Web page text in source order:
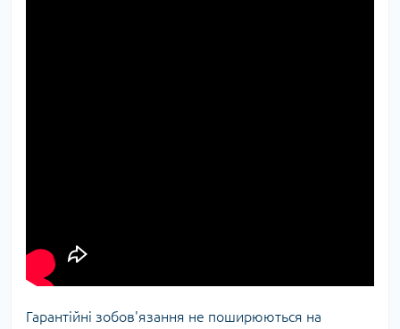
Гарантійні зобов'язання не поширюються на